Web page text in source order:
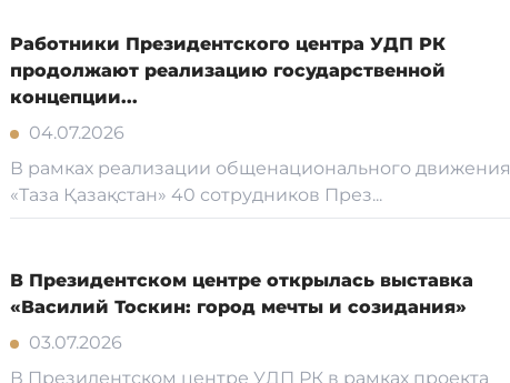
Работники Президентского центра УДП РК
продолжают реализацию государственной
концепции...
04.07.2026
В рамках реализации общенационального движения
«Таза Қазақстан» 40 сотрудников През...
В Президентском центре открылась выставка
«Василий Тоскин: город мечты и созидания»
03.07.2026
В Президентском центре УДП РК в рамках проекта